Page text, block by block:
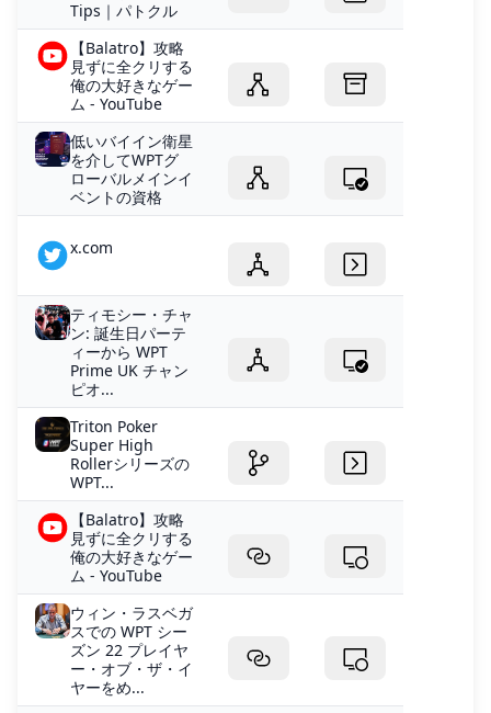
Tips｜パトクル
【Balatro】攻略
見ずに全クリする
俺の大好きなゲー
ム - YouTube
低いバイイン衛星
を介してWPTグ
ローバルメインイ
ベントの資格
x.com
ティモシー・チャ
ン: 誕生日パーテ
ィーから WPT
Prime UK チャン
ピオ...
Triton Poker
Super High
Rollerシリーズの
WPT...
【Balatro】攻略
見ずに全クリする
俺の大好きなゲー
ム - YouTube
ウィン・ラスベガ
スでの WPT シー
ズン 22 プレイヤ
ー・オブ・ザ・イ
ヤーをめ...